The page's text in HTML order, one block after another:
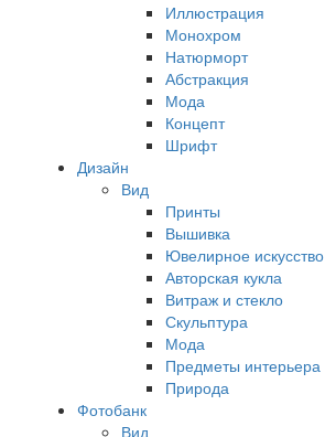
Иллюстрация
Монохром
Натюрморт
Абстракция
Мода
Концепт
Шрифт
Дизайн
Вид
Принты
Вышивка
Ювелирное искусство
Авторская кукла
Витраж и стекло
Скульптура
Мода
Предметы интерьера
Природа
Фотобанк
Вид